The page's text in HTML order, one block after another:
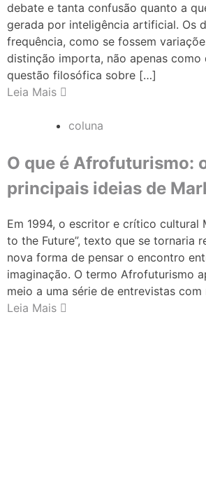
debate e tanta confusão quanto a
gerada por inteligência artificial. Os
frequência, como se fossem
distinção importa, não apenas como
questão filosófica sobre […]
Leia Mais
coluna
O que é Afrofuturismo:
principais ideias de
Em 1994, o escritor e crítico cultural
to the Future”, texto que se tornaria
nova forma de pensar o encontro
imaginação. O termo Afrofuturismo
meio a uma série de entrevistas
Leia Mais